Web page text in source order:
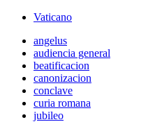
Vaticano
angelus
audiencia general
beatificacion
canonizacion
conclave
curia romana
jubileo